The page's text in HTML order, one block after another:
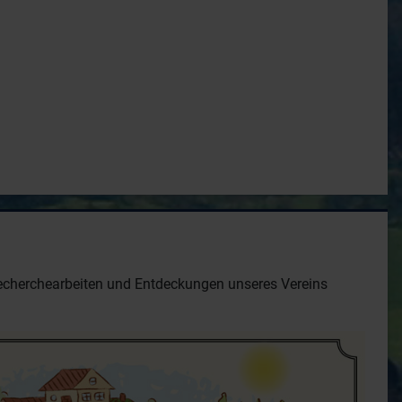
und Entdeckungen unseres Vereins